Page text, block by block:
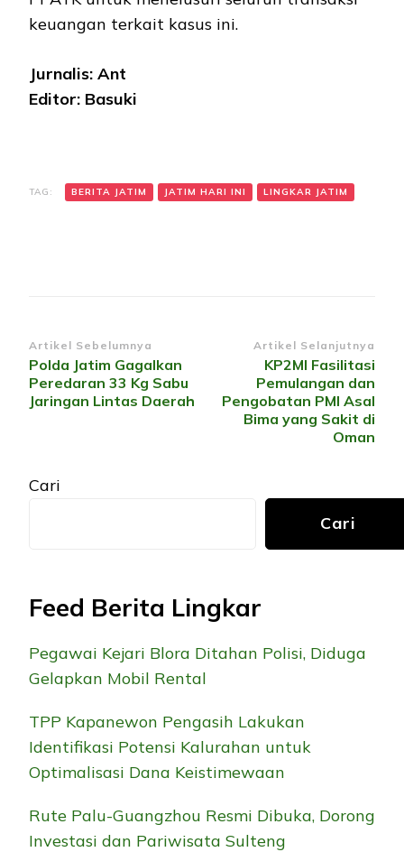
keuangan terkait kasus ini.
Jurnalis: Ant
Editor: Basuki
TAG: BERITA JATIM JATIM HARI INI LINGKAR JATIM
Navigasi
Artikel
Artikel Sebelumnya
Polda Jatim Gagalkan
Peredaran 33 Kg Sabu
Jaringan Lintas Daerah
Artikel Selanjutnya
KP2MI Fasilitasi
Pemulangan dan
Pengobatan PMI Asal
Bima yang Sakit di
Oman
Cari
Cari
Feed Berita Lingkar
Pegawai Kejari Blora Ditahan Polisi, Diduga
Gelapkan Mobil Rental
TPP Kapanewon Pengasih Lakukan
Identifikasi Potensi Kalurahan untuk
Optimalisasi Dana Keistimewaan
Rute Palu-Guangzhou Resmi Dibuka, Dorong
Investasi dan Pariwisata Sulteng